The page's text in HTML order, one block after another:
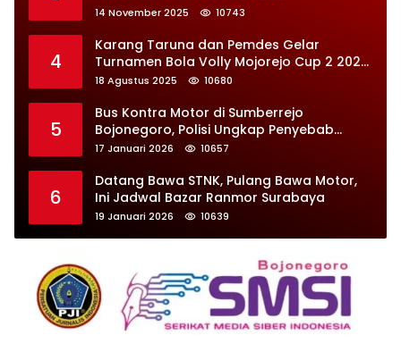
14 November 2025 10743
4
Karang Taruna dan Pemdes Gelar
Turnamen Bola Volly Mojorejo Cup 2 2025,
Diikuti 28 Tim
18 Agustus 2025 10680
5
Bus Kontra Motor di Sumberrejo
Bojonegoro, Polisi Ungkap Penyebab
Kecelakaan
17 Januari 2026 10657
6
Datang Bawa STNK, Pulang Bawa Motor,
Ini Jadwal Bazar Ranmor Surabaya
19 Januari 2026 10639